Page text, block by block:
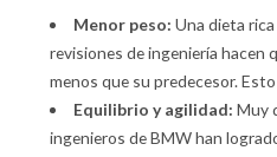
Menor peso: Una dieta
revisiones de ingeniería hacen
menos que su predecesor.
Equilibrio y agilidad: Muy
ingenieros de BMW han